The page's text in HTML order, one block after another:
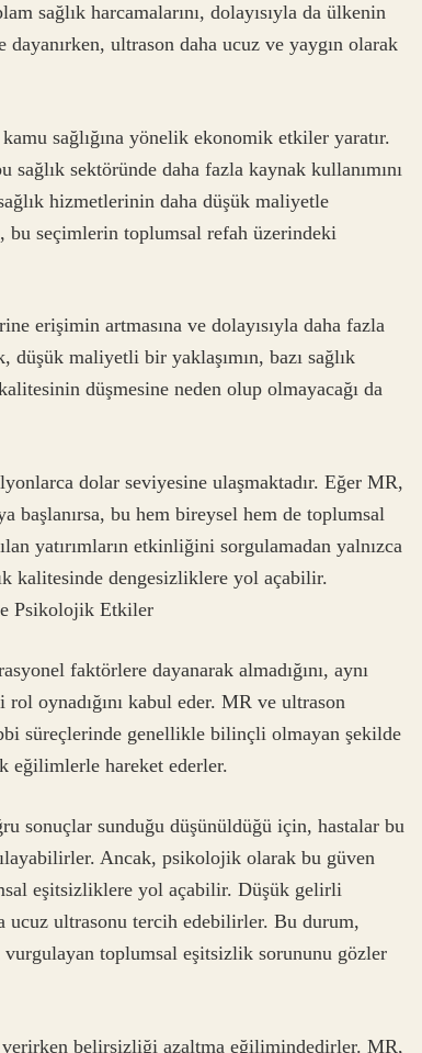
sağlık harcamalarını, dolayısıyla da ülkenin
ultrason daha ucuz ve yaygın olarak
sağlığına yönelik ekonomik etkiler yaratır.
sektöründe daha fazla kaynak kullanımını
hizmetlerinin daha düşük maliyetle
bu seçimlerin toplumsal refah üzerindeki
erişimin artmasına ve dolayısıyla daha fazla
düşük maliyetli bir yaklaşımın, bazı sağlık
düşmesine neden olup olmayacağı da
dolar seviyesine ulaşmaktadır. Eğer MR,
başlanırsa, bu hem bireysel hem de toplumsal
yatırımların etkinliğini sorgulamadan yalnızca
kalitesinde dengesizliklere yol açabilir.
Psikolojik Etkiler
faktörlere dayanarak almadığını, aynı
oynadığını kabul eder. MR ve ultrason
süreçlerinde genellikle bilinçli olmayan şekilde
eğilimlerle hareket ederler.
sonuçlar sunduğu düşünüldüğü için, hastalar bu
Ancak, psikolojik olarak bu güven
eşitsizliklere yol açabilir. Düşük gelirli
ultrasonu tercih edebilirler. Bu durum,
toplumsal eşitsizlik sorununu gözler
belirsizliği azaltma eğilimindedirler. MR,